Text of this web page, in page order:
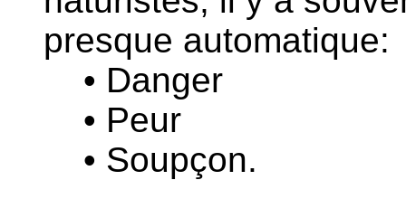
presque automatique:
• Danger
• Peur
• Soupçon.